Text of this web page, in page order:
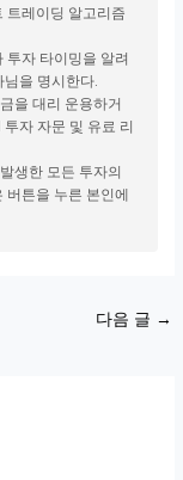
트레이딩 알고리즘
자 타이밍을 알려
을 명시한다.
을 대리 운용하거
투자 자문 및 유료 리
생한 모든 투자의
버튼을 누른 본인에
다음 글 →